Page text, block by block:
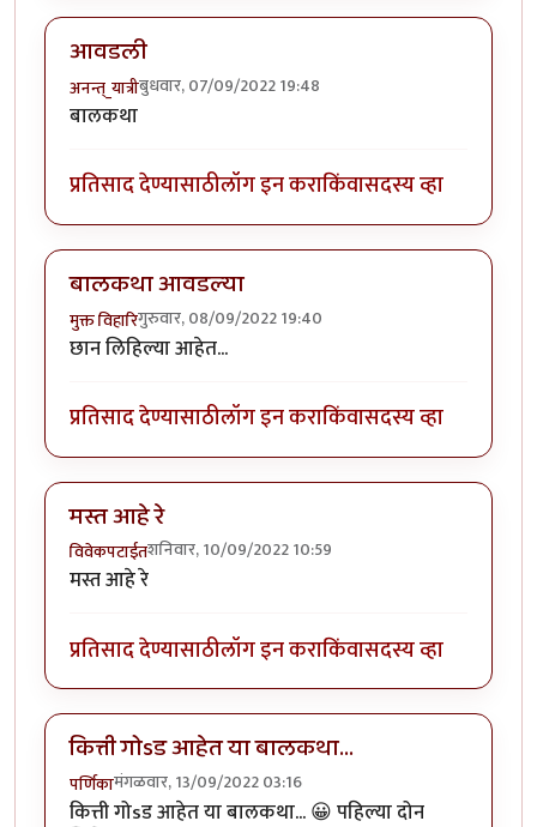
आवडली
अनन्त्_यात्रीबुधवार, 07/09/2022 19:48
बालकथा
प्रतिसाद देण्यासाठीलॉग इन कराकिंवासदस्य व्हा
बालकथा आवडल्या
मुक्त विहारिगुरुवार, 08/09/2022 19:40
छान लिहिल्या आहेत...
प्रतिसाद देण्यासाठीलॉग इन कराकिंवासदस्य व्हा
मस्त आहे रे
विवेकपटाईतशनिवार, 10/09/2022 10:59
मस्त आहे रे
प्रतिसाद देण्यासाठीलॉग इन कराकिंवासदस्य व्हा
कित्ती गोsड आहेत या बालकथा...
पर्णिकामंगळवार, 13/09/2022 03:16
कित्ती गोsड आहेत या बालकथा... 😀 पहिल्या दोन